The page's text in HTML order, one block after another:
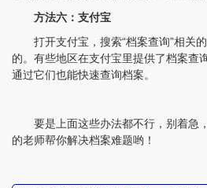
方法六：支付宝
打开支付宝，搜索“档案查询”相关的
的。有些地区在支付宝里提供了档案查
通过它们也能快速查询档案。
要是上面这些办法都不行，别着急
的老师帮你解决档案难题哟！
王小姐 181****2354
陈先生 158****3306
李先生 137****1923
王小姐 185****2848